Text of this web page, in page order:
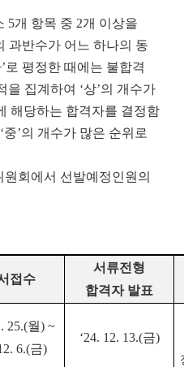
5개 항목 중 2개 이상을
과반수가 어느 하나의 동
로 평정한 때에는 불합격
집계하여 ‘상’의 개수가
해당하는 합격자를 결정함
중’의 개수가 많은 순위로
회에서 선발예정인원의
접수
서류전형
합격자 발표
25.(월) ~
6.(금)
‘24. 12. 13.(금)